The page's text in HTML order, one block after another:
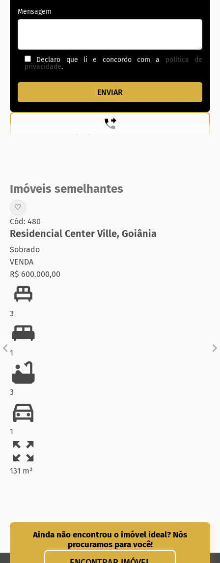
Mensagem
Declaro que li e concordo com a política de
privacidade.
(62) 99831-0020
Imóveis semelhantes
♡
Cód: 480
Residencial Center Ville, Goiânia
Sobrado
VENDA
R$ 600.000,00
3
1
3
1
131 m²
Ainda não encontrou o imóvel ideal? Nós
procuramos para você!